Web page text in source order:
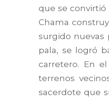
que se convirtió
Chama
surgido nuevas
pala, se logró
carretero. En
terrenos
sacerdote que